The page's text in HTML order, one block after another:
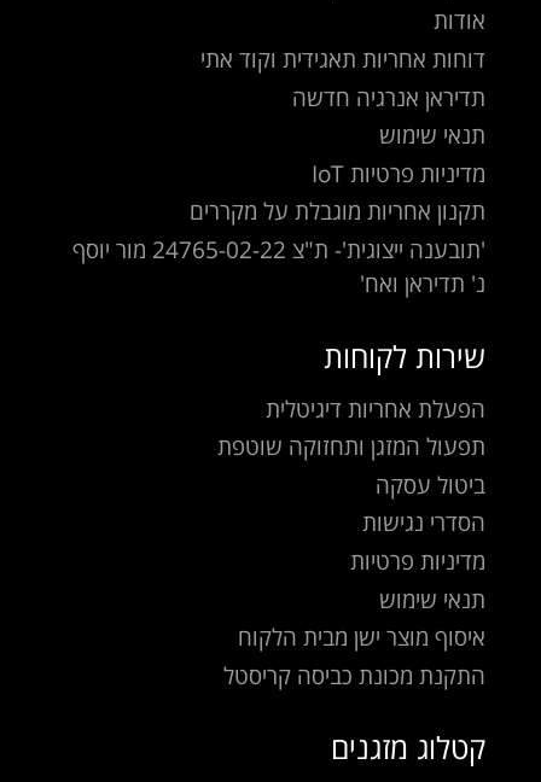
אודות
דוחות אחריות תאגידית וקוד אתי
תדיראן אנרגיה חדשה
תנאי שימוש
מדיניות פרטיות IoT
תקנון אחריות מוגבלת על מקררים
'תובענה ייצוגית'- ת"צ 24765-02-22 מור יוסף
נ' תדיראן ואח'
שירות לקוחות
הפעלת אחריות דיגיטלית
תפעול המזגן ותחזוקה שוטפת
ביטול עסקה
הסדרי נגישות
מדיניות פרטיות
תנאי שימוש
איסוף מוצר ישן מבית הלקוח
התקנת מכונת כביסה קריסטל
קטלוג מזגנים